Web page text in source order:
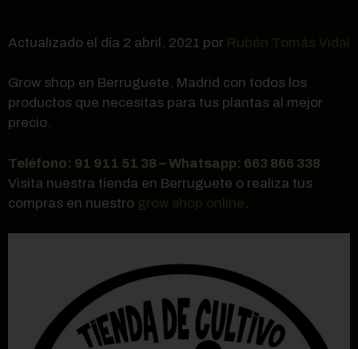
Actualizado el día 2 abril, 2021 por Rubén Tomás Vidal
Grow shop en Berruguete, Madrid con todos los
productos que necesitas para tus plantas al mejor
precio.
Teléfono: 91 911 51 38 – Whatsapp: 663 866 338
Visita nuestra tienda en Berruguete o realiza tus
compras en nuestro grow shop online